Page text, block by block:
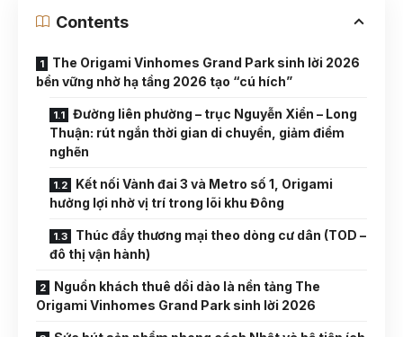
Contents
The Origami Vinhomes Grand Park sinh lời 2026
bền vững nhờ hạ tầng 2026 tạo “cú hích”
Đường liên phường – trục Nguyễn Xiển – Long
Thuận: rút ngắn thời gian di chuyển, giảm điểm
nghẽn
Kết nối Vành đai 3 và Metro số 1, Origami
hưởng lợi nhờ vị trí trong lõi khu Đông
Thúc đẩy thương mại theo dòng cư dân (TOD –
đô thị vận hành)
Nguồn khách thuê dồi dào là nền tảng The
Origami Vinhomes Grand Park sinh lời 2026